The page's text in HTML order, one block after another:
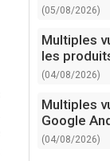
(05/08/2026)
Multiples
les
(04/08/2026)
Multiples
Google
(04/08/2026)